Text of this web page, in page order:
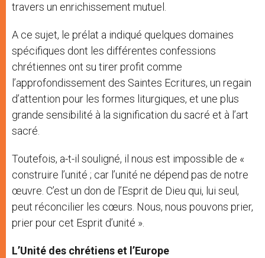
travers un enrichissement mutuel.
A ce sujet, le prélat a indiqué quelques domaines
spécifiques dont les différentes confessions
chrétiennes ont su tirer profit comme
l’approfondissement des Saintes Ecritures, un regain
d’attention pour les formes liturgiques, et une plus
grande sensibilité à la signification du sacré et à l’art
sacré.
Toutefois, a-t-il souligné, il nous est impossible de «
construire l’unité ; car l’unité ne dépend pas de notre
œuvre. C’est un don de l’Esprit de Dieu qui, lui seul,
peut réconcilier les cœurs. Nous, nous pouvons prier,
prier pour cet Esprit d’unité ».
L’Unité des chrétiens et l’Europe